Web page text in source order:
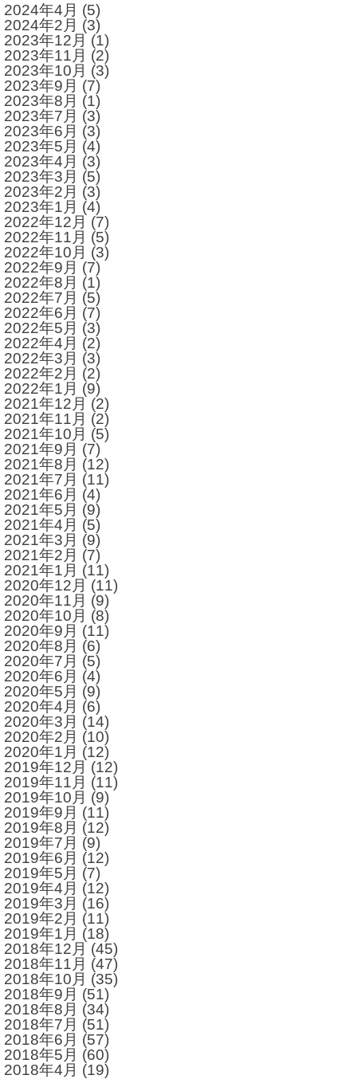
2024年4月 (5)
2024年2月 (3)
2023年12月 (1)
2023年11月 (2)
2023年10月 (3)
2023年9月 (7)
2023年8月 (1)
2023年7月 (3)
2023年6月 (3)
2023年5月 (4)
2023年4月 (3)
2023年3月 (5)
2023年2月 (3)
2023年1月 (4)
2022年12月 (7)
2022年11月 (5)
2022年10月 (3)
2022年9月 (7)
2022年8月 (1)
2022年7月 (5)
2022年6月 (7)
2022年5月 (3)
2022年4月 (2)
2022年3月 (3)
2022年2月 (2)
2022年1月 (9)
2021年12月 (2)
2021年11月 (2)
2021年10月 (5)
2021年9月 (7)
2021年8月 (12)
2021年7月 (11)
2021年6月 (4)
2021年5月 (9)
2021年4月 (5)
2021年3月 (9)
2021年2月 (7)
2021年1月 (11)
2020年12月 (11)
2020年11月 (9)
2020年10月 (8)
2020年9月 (11)
2020年8月 (6)
2020年7月 (5)
2020年6月 (4)
2020年5月 (9)
2020年4月 (6)
2020年3月 (14)
2020年2月 (10)
2020年1月 (12)
2019年12月 (12)
2019年11月 (11)
2019年10月 (9)
2019年9月 (11)
2019年8月 (12)
2019年7月 (9)
2019年6月 (12)
2019年5月 (7)
2019年4月 (12)
2019年3月 (16)
2019年2月 (11)
2019年1月 (18)
2018年12月 (45)
2018年11月 (47)
2018年10月 (35)
2018年9月 (51)
2018年8月 (34)
2018年7月 (51)
2018年6月 (57)
2018年5月 (60)
2018年4月 (19)